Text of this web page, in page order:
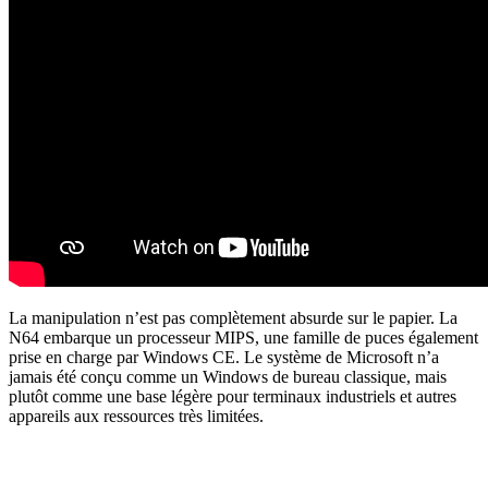
La manipulation n’est pas complètement absurde sur le papier. La
N64 embarque un processeur MIPS, une famille de puces également
prise en charge par Windows CE. Le système de Microsoft n’a
jamais été conçu comme un Windows de bureau classique, mais
plutôt comme une base légère pour terminaux industriels et autres
appareils aux ressources très limitées.